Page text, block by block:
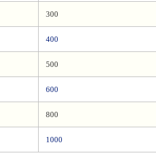
300
400
500
600
800
1000